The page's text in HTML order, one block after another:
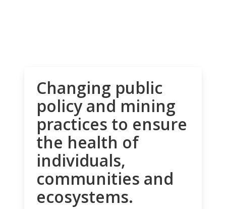
Changing public
policy and mining
practices to ensure
the health of
individuals,
communities and
ecosystems.